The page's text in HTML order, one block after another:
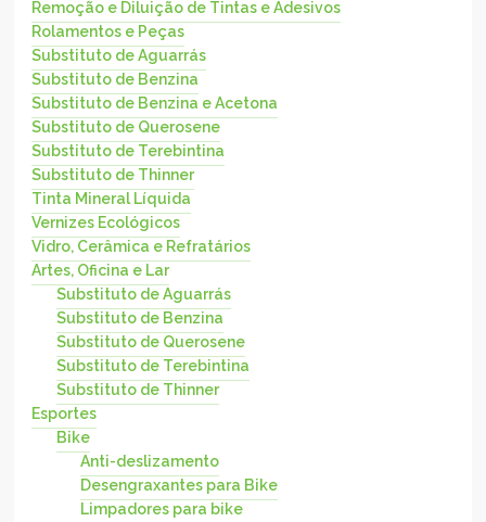
Remoção e Diluição de Tintas e Adesivos
Rolamentos e Peças
Substituto de Aguarrás
Substituto de Benzina
Substituto de Benzina e Acetona
Substituto de Querosene
Substituto de Terebintina
Substituto de Thinner
Tinta Mineral Líquida
Vernizes Ecológicos
Vidro, Cerâmica e Refratários
Artes, Oficina e Lar
Substituto de Aguarrás
Substituto de Benzina
Substituto de Querosene
Substituto de Terebintina
Substituto de Thinner
Esportes
Bike
Anti-deslizamento
Desengraxantes para Bike
Limpadores para bike